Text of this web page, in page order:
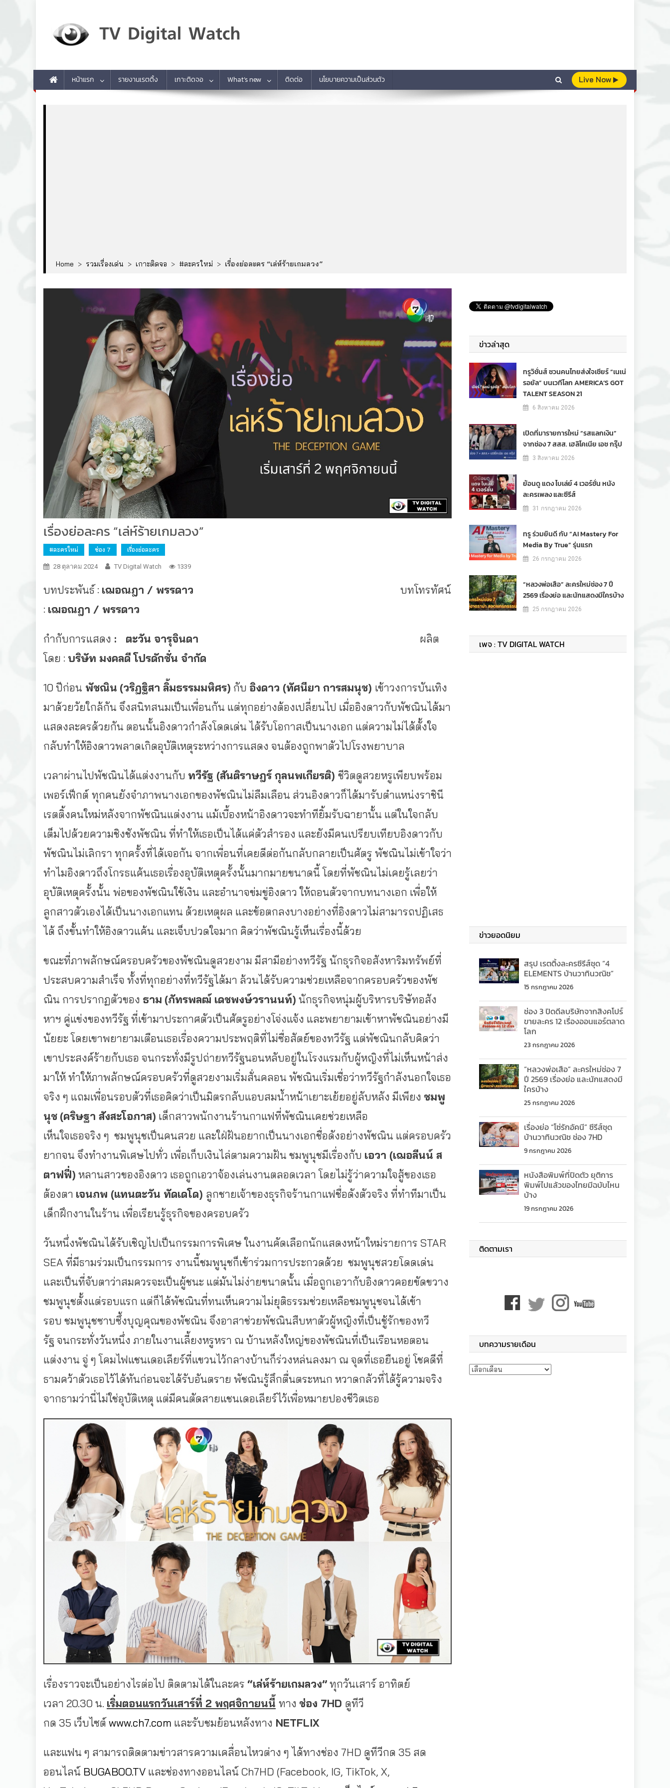
หน้าแรก รายงานเรตติ้ง เกาะติดจอ What’s new ติดต่อ นโยบายความเป็นส่วนตัว Live Now
Home > รวมเรื่องเด่น > เกาะติดจอ > #ละครใหม่ > เรื่องย่อละคร “เล่ห์ร้ายเกมลวง”
เรื่องย่อละคร “เล่ห์ร้ายเกมลวง”
#ละครใหม่ ช่อง 7 เรื่องย่อละคร
28 ตุลาคม 2024 TV Digital Watch 1339
บทประพันธ์ : เฌอณฎา / พรรดาว บทโทรทัศน์
: เฌอณฎา / พรรดาว
กำกับการแสดง : ตะวัน จารุจินดา ผลิต
โดย : บริษัท มงคลดี โปรดักชั่น จำกัด
10 ปีก่อน พัชณิน (วริฏฐิสา ลิ้มธรรมมหิศร) กับ อิงดาว (ทัศนียา การสมนุช) เข้าวงการบันเทิง
มาด้วยวัยใกล้กัน จึงสนิทสนมเป็นเพื่อนกัน แต่ทุกอย่างต้องเปลี่ยนไป เมื่ออิงดาวกับพัชณินได้มา
แสดงละครด้วยกัน ตอนนั้นอิงดาวกำลังโดดเด่น ได้รับโอกาสเป็นนางเอก แต่ความไม่ได้ตั้งใจ
กลับทำให้อิงดาวพลาดเกิดอุบัติเหตุระหว่างการแสดง จนต้องถูกพาตัวไปโรงพยาบาล
เวลาผ่านไปพัชณินได้แต่งงานกับ ทวีรัฐ (สันติราษฎร์ กุลนพเกียรติ) ชีวิตดูสวยหรูเพียบพร้อม
เพอร์เฟ็กต์ ทุกคนยังจำภาพนางเอกของพัชณินไม่ลืมเลือน ส่วนอิงดาวก็ได้มารับตำแหน่งราชินี
เรตติ้งคนใหม่หลังจากพัชณินแต่งงาน แม้เบื้องหน้าอิงดาวจะทำทียิ้มรับฉายานั้น แต่ในใจกลับ
เต็มไปด้วยความชิงชังพัชณิน ที่ทำให้เธอเป็นได้แค่ตัวสำรอง และยังมีคนเปรียบเทียบอิงดาวกับ
พัชณินไม่เลิกรา ทุกครั้งที่ได้เจอกัน จากเพื่อนที่เคยดีต่อกันกลับกลายเป็นศัตรู พัชณินไม่เข้าใจว่า
ทำไมอิงดาวถึงโกรธแค้นเธอเรื่องอุบัติเหตุครั้งนั้นมากมายขนาดนี้ โดยที่พัชณินไม่เคยรู้เลยว่า
อุบัติเหตุครั้งนั้น พ่อของพัชณินใช้เงิน และอำนาจข่มขู่อิงดาว ให้ถอนตัวจากบทนางเอก เพื่อให้
ลูกสาวตัวเองได้เป็นนางเอกแทน ด้วยเหตุผล และข้อตกลงบางอย่างที่อิงดาวไม่สามารถปฏิเสธ
ได้ ถึงขั้นทำให้อิงดาวแค้น และเจ็บปวดใจมาก คิดว่าพัชณินรู้เห็นเรื่องนี้ด้วย
ขณะที่ภาพลักษณ์ครอบครัวของพัชณินดูสวยงาม มีสามีอย่างทวีรัฐ นักธุรกิจอสังหาริมทรัพย์ที่
ประสบความสำเร็จ ทั้งที่ทุกอย่างที่ทวีรัฐได้มา ล้วนได้รับความช่วยเหลือจากครอบครัวของพัช
ณิน การปรากฏตัวของ ธาม (ภัทรพลฒ์ เดชพงษ์วรานนท์) นักธุรกิจหนุ่มผู้บริหารบริษัทอสัง
หาฯ คู่แข่งของทวีรัฐ ที่เข้ามาประกาศตัวเป็นศัตรูอย่างโจ่งแจ้ง และพยายามเข้าหาพัชณินอย่างมี
นัยยะ โดยเขาพยายามเตือนเธอเรื่องความประพฤติที่ไม่ซื่อสัตย์ของทวีรัฐ แต่พัชณินกลับคิดว่า
เขาประสงค์ร้ายกับเธอ จนกระทั่งมีรูปถ่ายทวีรัฐนอนหลับอยู่ในโรงแรมกับผู้หญิงที่ไม่เห็นหน้าส่ง
มาให้ ทำให้ภาพลักษณ์ครอบครัวที่ดูสวยงามเริ่มสั่นคลอน พัชณินเริ่มเชื่อว่าทวีรัฐกำลังนอกใจเธอ
จริง ๆ แถมเพื่อนรอบตัวที่เธอคิดว่าเป็นมิตรกลับแอบสมน้ำหน้าเยาะเย้ยอยู่ลับหลัง มีเพียง ชมพู
นุช (คริษฐา สังสะโอภาส) เด็กสาวพนักงานร้านกาแฟที่พัชณินเคยช่วยเหลือ
เห็นใจเธอจริง ๆ ชมพูนุชเป็นคนสวย และใฝ่ฝันอยากเป็นนางเอกชื่อดังอย่างพัชณิน แต่ครอบครัว
ยากจน จึงทำงานพิเศษไปทั่ว เพื่อเก็บเงินไล่ตามความฝัน ชมพูนุชมีเรื่องกับ เอวา (เฌอลีนน์ ส
ตาฟฟี่) หลานสาวของอิงดาว เธอถูกเอวาจ้องเล่นงานตลอดเวลา โดยไม่รู้ว่าความใจสู้ของเธอ
ต้องตา เจนภพ (แทนตะวัน ทัดเดโด) ลูกชายเจ้าของธุรกิจร้านกาแฟชื่อดังตัวจริง ที่ทำทีมาเป็น
เด็กฝึกงานในร้าน เพื่อเรียนรู้ธุรกิจของครอบครัว
วันหนึ่งพัชณินได้รับเชิญไปเป็นกรรมการพิเศษ ในงานคัดเลือกนักแสดงหน้าใหม่รายการ STAR
SEA ที่มีธามร่วมเป็นกรรมการ งานนี้ชมพูนุชก็เข้าร่วมการประกวดด้วย ชมพูนุชสวยโดดเด่น
และเป็นที่จับตาว่าสมควรจะเป็นผู้ชนะ แต่มันไม่ง่ายขนาดนั้น เมื่อถูกเอวากับอิงดาวคอยขัดขวาง
ชมพูนุชตั้งแต่รอบแรก แต่ก็ได้พัชณินที่ทนเห็นความไม่ยุติธรรมช่วยเหลือชมพูนุชจนได้เข้า
รอบ ชมพูนุชซาบซึ้งบุญคุณของพัชณิน จึงอาสาช่วยพัชณินสืบหาตัวผู้หญิงที่เป็นชู้รักของทวี
รัฐ จนกระทั่งวันหนึ่ง ภายในงานเลี้ยงหรูหรา ณ บ้านหลังใหญ่ของพัชณินที่เป็นเรือนหอตอน
แต่งงาน จู่ ๆ โคมไฟแชนเดอเลียร์ที่แขวนไว้กลางบ้านก็ร่วงหล่นลงมา ณ จุดที่เธอยืนอยู่ โชคดีที่
ธามคว้าตัวเธอไว้ได้ทันก่อนจะได้รับอันตราย พัชณินรู้สึกตื่นตระหนก หวาดกลัวที่ได้รู้ความจริง
จากธามว่านี่ไม่ใช่อุบัติเหตุ แต่มีคนตัดสายแชนเดอเลียร์ไว้เพื่อหมายปองชีวิตเธอ
เรื่องราวจะเป็นอย่างไรต่อไป ติดตามได้ในละคร “เล่ห์ร้ายเกมลวง”ทุกวันเสาร์ อาทิตย์
เวลา 20.30 น. เริ่มตอนแรกวันเสาร์ที่ 2 พฤศจิกายนนี้ ทาง ช่อง 7HD ดูทีวี
กด 35 เว็บไซต์www.ch7.com และรับชมย้อนหลังทาง NETFLIX
และแฟน ๆ สามารถติดตามข่าวสารความเคลื่อนไหวต่าง ๆ ได้ทางช่อง 7HD ดูทีวีกด 35 สด
ออนไลน์ BUGABOO.TV และช่องทางออนไลน์ Ch7HD (Facebook, IG, TikTok, X,
ข่าวล่าสุด
ทรูวิชั่นส์ ชวนคนไทยส่งใจเชียร์ “เนเน่
รอยัล” บนเวทีโลก AMERICA’S GOT
TALENT SEASON 21
6 สิงหาคม 2026
เปิดที่มารายการใหม่ “รสแลกเงิน”
จากช่อง 7 สสส. เฮลิโคเนีย เอช กรุ๊ป
3 สิงหาคม 2026
ย้อนดู แดง ไบเล่ย์ 4 เวอร์ชั่น หนัง
ละครเพลง และซีรีส์
31 กรกฎาคม 2026
ทรู ร่วมยินดี กับ “AI Mastery For
Media By True” รุ่นแรก
26 กรกฎาคม 2026
“หลวงพ่อเสือ” ละครใหม่ช่อง 7 ปี
2569 เรื่องย่อ และนักแสดงมีใครบ้าง
25 กรกฎาคม 2026
เพจ : TV DIGITAL WATCH
ข่าวยอดนิยม
สรุป เรตติ้งละครซีรีส์ชุด “4
ELEMENTS บ้านวาทินวณิช”
15 กรกฎาคม 2026
ช่อง 3 ปิดดีลบริษัทจากสิงคโปร์
ขายละคร 12 เรื่องออนแอร์ตลาด
โลก
23 กรกฎาคม 2026
“หลวงพ่อเสือ” ละครใหม่ช่อง 7
ปี 2569 เรื่องย่อ และนักแสดงมี
ใครบ้าง
25 กรกฎาคม 2026
เรื่องย่อ “โซ่รักอัคนี” ซีรีส์ชุด
บ้านวาทินวณิช ช่อง 7HD
9 กรกฎาคม 2026
หนังสือพิมพ์ที่ปิดตัว ยุติการ
พิมพ์ไปแล้วของไทยมีฉบับไหน
บ้าง
19 กรกฎาคม 2026
ติดตามเรา
บทความรายเดือน
บทความรายเดือน